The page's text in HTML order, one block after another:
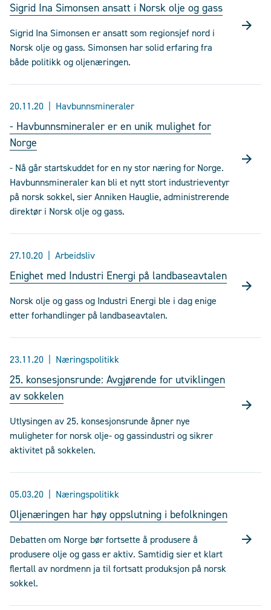
Sigrid Ina Simonsen ansatt i Norsk olje og gass
Sigrid Ina Simonsen er ansatt som regionsjef nord i
Norsk olje og gass. Simonsen har solid erfaring fra
både politikk og oljenæringen.
20.11.20 Havbunnsmineraler
- Havbunnsmineraler er en unik mulighet for
Norge
- Nå går startskuddet for en ny stor næring for Norge.
Havbunnsmineraler kan bli et nytt stort industrieventyr
på norsk sokkel, sier Anniken Hauglie, administrerende
direktør i Norsk olje og gass.
27.10.20 Arbeidsliv
Enighet med Industri Energi på landbaseavtalen
Norsk olje og gass og Industri Energi ble i dag enige
etter forhandlinger på landbaseavtalen.
23.11.20 Næringspolitikk
25. konsesjonsrunde: Avgjørende for utviklingen
av sokkelen
Utlysingen av 25. konsesjonsrunde åpner nye
muligheter for norsk olje- og gassindustri og sikrer
aktivitet på sokkelen.
05.03.20 Næringspolitikk
Oljenæringen har høy oppslutning i befolkningen
Debatten om Norge bør fortsette å produsere å
produsere olje og gass er aktiv. Samtidig sier et klart
flertall av nordmenn ja til fortsatt produksjon på norsk
sokkel.